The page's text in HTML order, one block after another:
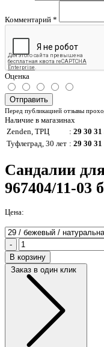
Комментарий *
Оценка
Отправить
Перед публикацией отзывы
Наличие в магазинах
Zenden, ТРЦ
: 29 30 31
Туфлеград, 30 лет : 29 30 31
Сандалии
967404/11-03
Цена:
-
В корзину
Заказ в один клик